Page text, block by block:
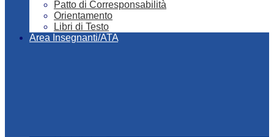
Patto di Corresponsabilità
Orientamento
Libri di Testo
Area Insegnanti/ATA